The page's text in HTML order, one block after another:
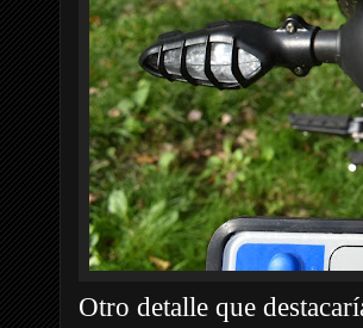
Otro detalle que